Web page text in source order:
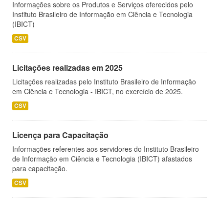
Informações sobre os Produtos e Serviços oferecidos pelo
Instituto Brasileiro de Informação em Ciência e Tecnologia
(IBICT)
CSV
Licitações realizadas em 2025
Licitações realizadas pelo Instituto Brasileiro de Informação
em Ciência e Tecnologia - IBICT, no exercício de 2025.
CSV
Licença para Capacitação
Informações referentes aos servidores do Instituto Brasileiro
de Informação em Ciência e Tecnologia (IBICT) afastados
para capacitação.
CSV